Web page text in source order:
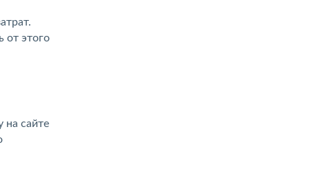
от этого
на сайте